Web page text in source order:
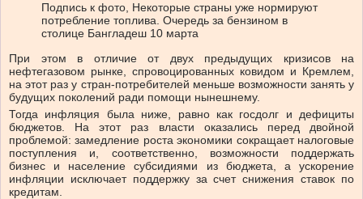
Подпись к фото, Некоторые страны уже нормируют
потребление топлива. Очередь за бензином в
столице Бангладеш 10 марта
При этом в отличие от двух предыдущих кризисов на
нефтегазовом рынке, спровоцированных ковидом и Кремлем,
на этот раз у стран-потребителей меньше возможности занять у
будущих поколений ради помощи нынешнему.
Тогда инфляция была ниже, равно как госдолг и дефициты
бюджетов. На этот раз власти оказались перед двойной
проблемой: замедление роста экономики сокращает налоговые
поступления и, соответственно, возможности поддержать
бизнес и население субсидиями из бюджета, а ускорение
инфляции исключает поддержку за счет снижения ставок по
кредитам.